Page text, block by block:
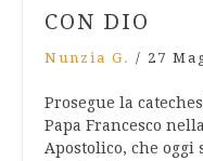
CON DIO
Nunzia G. / 27
Prosegue la
Papa Francesco
Apostolico, che